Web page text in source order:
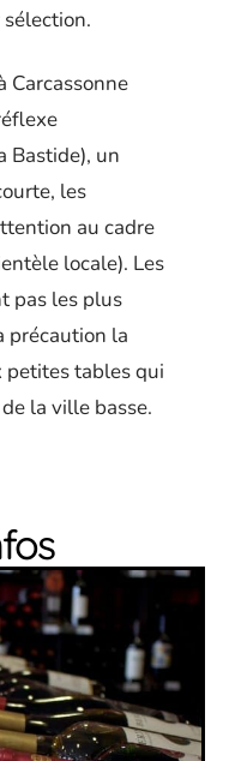
Carcassonne
Bastide), un
les
au cadre
locale). Les
pas les plus
précaution la
petites tables qui
la ville basse.